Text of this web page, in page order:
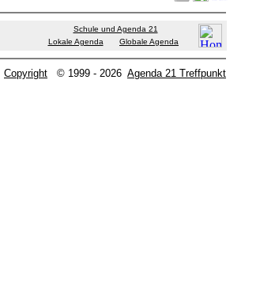
Schule und Agenda 21
Lokale Agenda
Globale Agenda
Copyright © 1999 - 2026 Agenda 21 Treffpunkt